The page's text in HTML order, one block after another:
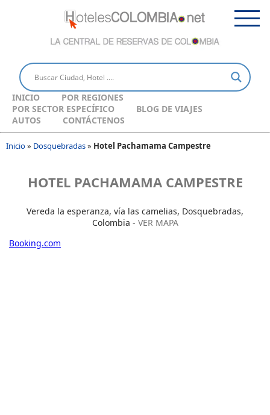
INICIO
POR REGIONES
POR SECTOR ESPECÍFICO
BLOG DE VIAJES
AUTOS
CONTÁCTENOS
Inicio» Dosquebradas» Hotel Pachamama Campestre
HOTEL PACHAMAMA CAMPESTRE
Vereda la esperanza, vía las camelias, Dosquebradas,
Colombia - VER MAPA
Booking.com